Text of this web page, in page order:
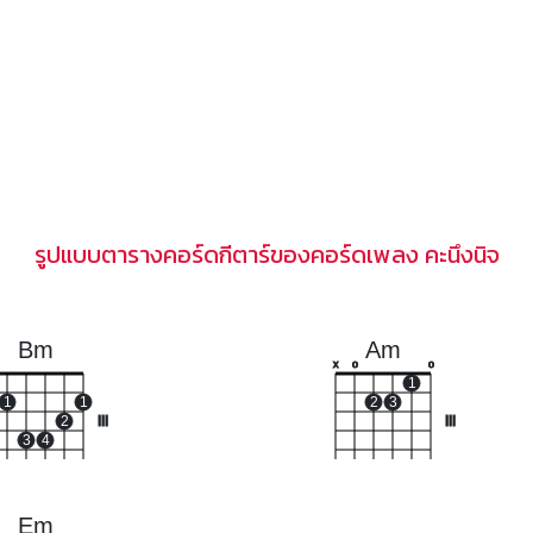
รูปแบบตารางคอร์ดกีตาร์ของคอร์ดเพลง คะนึงนิจ
Bm
1
3 4
2
1
Am
x o
2 3
1
o
Em